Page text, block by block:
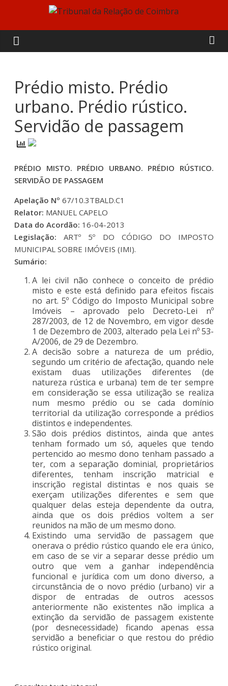
content
Tribunal
da
Relação
de
Coimbra
Prédio misto. Prédio
urbano. Prédio rústico.
Servidão de passagem
PRÉDIO MISTO. PRÉDIO URBANO. PRÉDIO RÚSTICO.
SERVIDÃO DE PASSAGEM
Apelação Nº 67/10.3TBALD.C1
Relator: MANUEL CAPELO
Data do Acordão: 16-04-2013
Legislação:ARTº 5º DO CÓDIGO DO IMPOSTO
MUNICIPAL SOBRE IMÓVEIS (IMI).
Sumário:
A lei civil não conhece o conceito de prédio
misto e este está definido para efeitos fiscais
no art. 5º Código do Imposto Municipal sobre
Imóveis – aprovado pelo Decreto-Lei nº
287/2003, de 12 de Novembro, em vigor desde
1 de Dezembro de 2003, alterado pela Lei nº 53-
A/2006, de 29 de Dezembro.
A decisão sobre a natureza de um prédio,
segundo um critério de afectação, quando nele
existam duas utilizações diferentes (de
natureza rústica e urbana) tem de ter sempre
em consideração se essa utilização se realiza
num mesmo prédio ou se cada domínio
territorial da utilização corresponde a prédios
distintos e independentes.
São dois prédios distintos, ainda que antes
tenham formado um só, aqueles que tendo
pertencido ao mesmo dono tenham passado a
ter, com a separação dominial, proprietários
diferentes, tenham inscrição matricial e
inscrição registal distintas e nos quais se
exerçam utilizações diferentes e sem que
qualquer delas esteja dependente da outra,
ainda que os dois prédios voltem a ser
reunidos na mão de um mesmo dono.
Existindo uma servidão de passagem que
onerava o prédio rústico quando ele era único,
em caso de se vir a separar desse prédio um
outro que vem a ganhar independência
funcional e jurídica com um dono diverso, a
circunstância de o novo prédio (urbano) vir a
dispor de entradas de outros acessos
anteriormente não existentes não implica a
extinção da servidão de passagem existente
(por desnecessidade) ficando apenas essa
servidão a beneficiar o que restou do prédio
rústico original.